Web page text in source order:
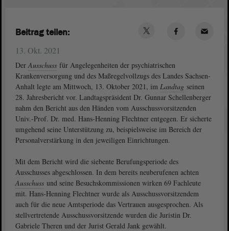
13. Okt. 2021
DerAusschuss für Angelegenheiten der psychiatrischen
Krankenversorgung und des Maßregelvollzugs des Landes Sachsen-
Anhalt legte am Mittwoch, 13. Oktober 2021, im Landtag seinen
28. Jahresbericht vor. Landtagspräsident Dr. Gunnar Schellenberger
nahm den Bericht aus den Händen vom Ausschussvorsitzenden
Univ.-Prof. Dr. med. Hans-Henning Flechtner entgegen. Er sicherte
umgehend seine Unterstützung zu, beispielsweise im Bereich der
Personalverstärkung in den jeweiligen Einrichtungen.
Mit dem Bericht wird die siebente Berufungsperiode des
Ausschusses abgeschlossen. In dem bereits neuberufenen achten
Ausschuss und seine Besuchskommissionen wirken 69 Fachleute
mit. Hans-Henning Flechtner wurde als Ausschussvorsitzendem
auch für die neue Amtsperiode das Vertrauen ausgesprochen. Als
stellvertretende Ausschussvorsitzende wurden die Juristin Dr.
Gabriele Theren und der Jurist Gerald Jank gewählt.
Beitrag teilen: